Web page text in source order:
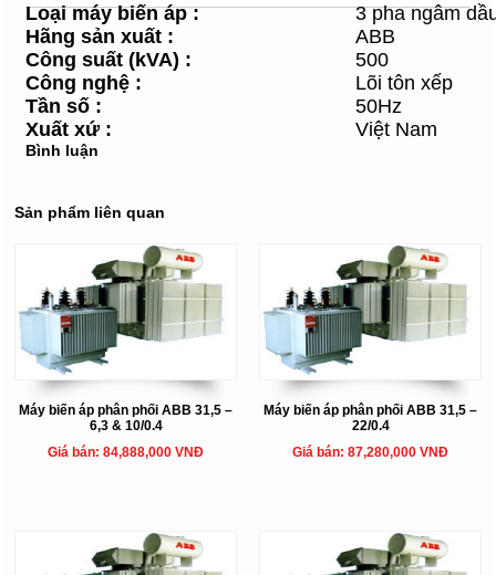
Loại máybiến áp :
3 pha ngâm
Hãng sản xuất :
ABB
Công suất (kVA) :
500
Công nghệ :
Lõi tôn xếp
Tần số :
50Hz
Xuất xứ : Việt Nam
Bình luận
Sản phẩm liên quan
Máy biến áp phân phối ABB 31,5 –
6,3 & 10/0.4
Giá bán: 84,888,000 VNĐ
Máy biến áp phân phối ABB 31,5 –
22/0.4
Giá bán: 87,280,000 VNĐ